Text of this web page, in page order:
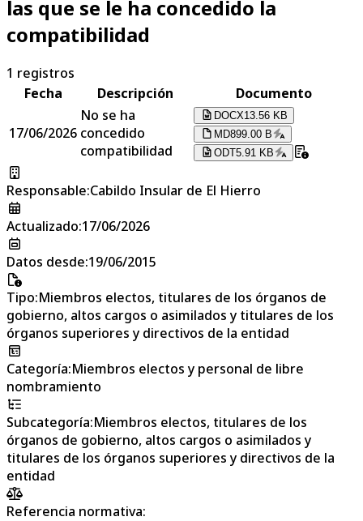
las que se le ha concedido la
compatibilidad
1 registros
Fecha
Descripción Documento
17/06/2026
No se ha
concedido
compatibilidad
DOCX13.56 KB
MD899.00 B
ODT5.91 KB
Responsable:Cabildo Insular de El Hierro
Actualizado:17/06/2026
Datos desde:19/06/2015
Tipo:Miembros electos, titulares de los órganos de
gobierno, altos cargos o asimilados y titulares de los
órganos superiores y directivos de la entidad
Categoría:Miembros electos y personal de libre
nombramiento
Subcategoría:Miembros electos, titulares de los
órganos de gobierno, altos cargos o asimilados y
titulares de los órganos superiores y directivos de la
entidad
Referencia normativa: